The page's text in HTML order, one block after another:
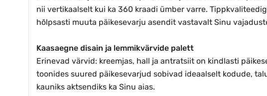
nii vertikaalselt kui ka 360 kraadi ümber varre.
hõlpsasti muuta päikesevarju asendit vastavalt Sinu
Kaasaegne disain ja lemmikvärvide palett
Erinevad värvid: kreemjas, hall ja antratsiit on kindlasti
toonides suured päikesevarjud sobivad ideaalselt kodude,
kauniks aktsendiks ka Sinu aias.